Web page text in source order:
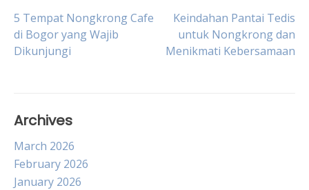
Post
navigation
5 Tempat Nongkrong Cafe
di Bogor yang Wajib
Dikunjungi
Keindahan Pantai Tedis
untuk Nongkrong dan
Menikmati Kebersamaan
Archives
March 2026
February 2026
January 2026